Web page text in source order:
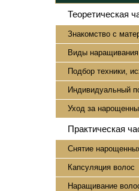
Теоретическая
Знакомство с
Виды
Подбор техники,
Индивидуальный
Уход за
Практическая
Снятие
Капсуляция волос
Наращивание